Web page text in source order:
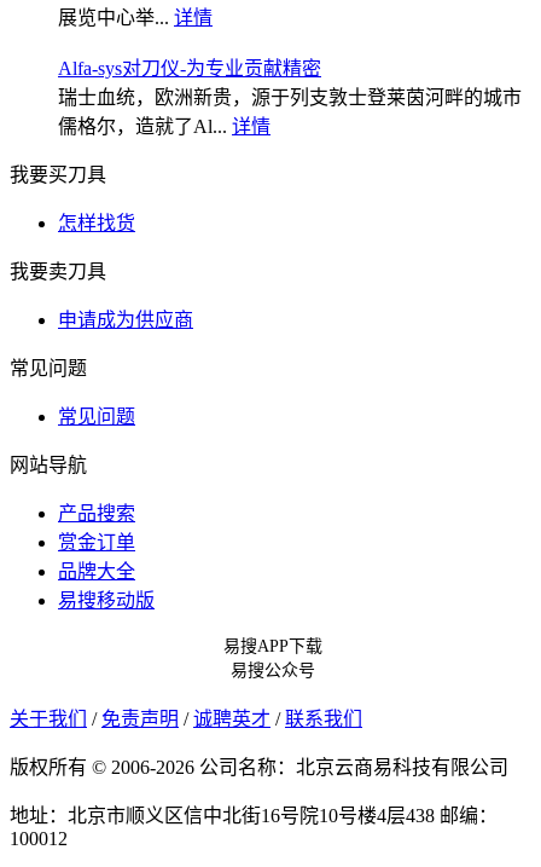
展览中心举... 详情
Alfa-sys对刀仪-为专业贡献精密
瑞士血统，欧洲新贵，源于列支敦士登莱茵河畔的城市
儒格尔，造就了Al... 详情
我要买刀具
怎样找货
我要卖刀具
申请成为供应商
常见问题
常见问题
网站导航
产品搜索
赏金订单
品牌大全
易搜移动版
易搜APP下载
易搜公众号
关于我们 / 免责声明 / 诚聘英才 / 联系我们
版权所有 © 2006-2026 公司名称：北京云商易科技有限公司
地址：北京市顺义区信中北街16号院10号楼4层438 邮编：
100012